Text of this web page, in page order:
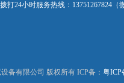
打24小时服务热线：13751267824（
备有限公司 版权所有 ICP备： 粤ICP